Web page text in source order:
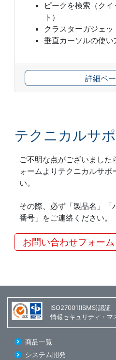
ピークを検索（ク
ト）
クラスターガジェッ
垂直カーソルの使い
詳細ペ
テクニカルサ
ご不明な点がございました
ォームよりテクニカルサポ
い。
その際、必ず「製品名」「
番号」をご連絡ください。
お問い合わせフォーム
ISO27001(ISMS)認証
情報セキュリティ・マ
商品一覧
システム開発